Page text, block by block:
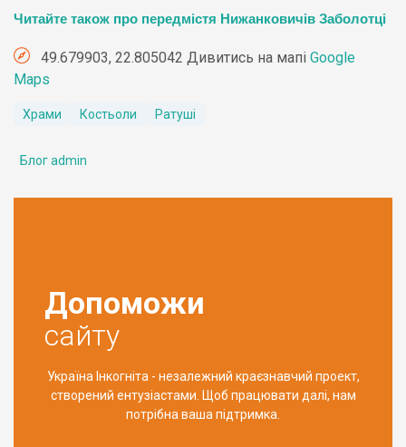
Читайте також про передмістя Нижанковичів Заболотці
49.679903, 22.805042 Дивитись на мапі Google
Maps
Храми Костьоли Ратуші
Блог admin
Допоможи
сайту
Україна Інкогніта - незалежний краєзнавчий проект,
створений ентузіастами. Щоб працювати далі, нам
потрібна ваша підтримка.